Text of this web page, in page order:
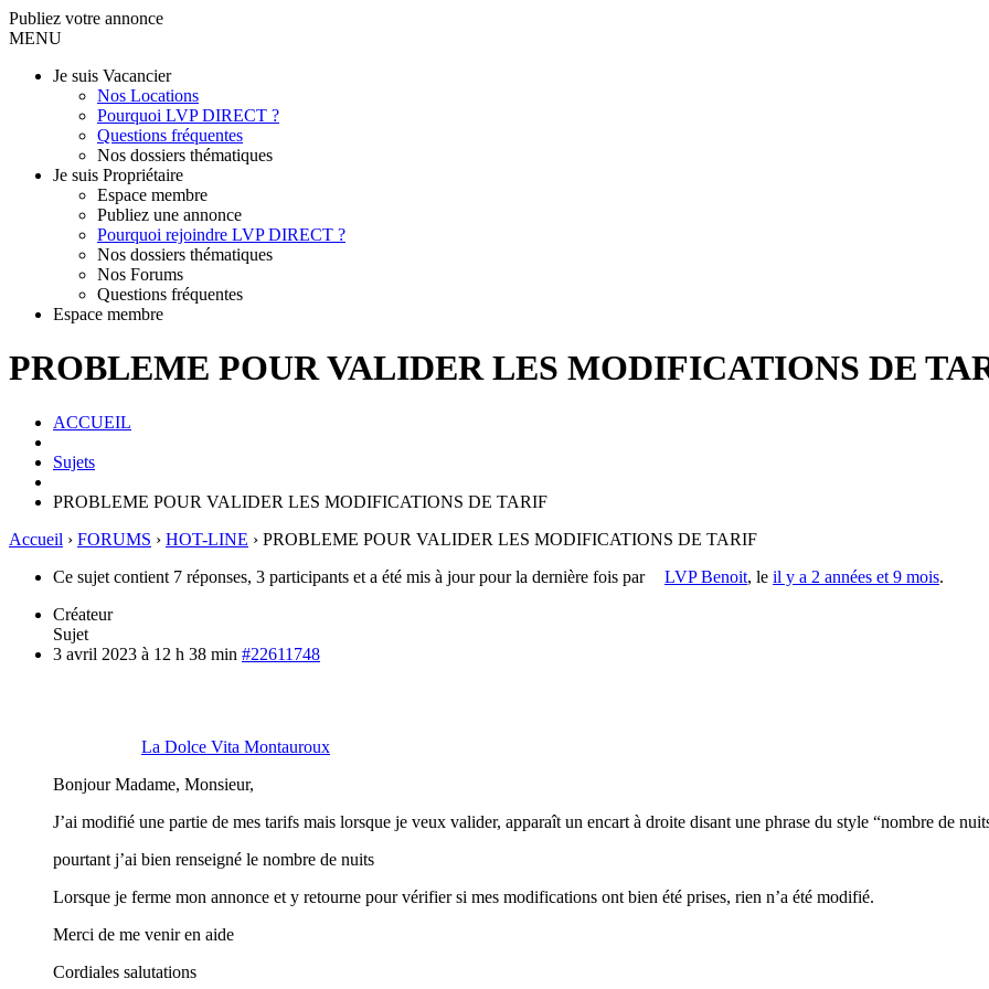
Publiez votre annonce
MENU
Je suis Vacancier
Nos Locations
Pourquoi LVP DIRECT ?
Questions fréquentes
Nos dossiers thématiques
Je suis Propriétaire
Espace membre
Publiez une annonce
Pourquoi rejoindre LVP DIRECT ?
Nos dossiers thématiques
Nos Forums
Questions fréquentes
Espace membre
PROBLEME POUR VALIDER LES MODIFICATIONS DE
ACCUEIL
Sujets
PROBLEME POUR VALIDER LES MODIFICATIONS DE TARIF
Accueil › FORUMS › HOT-LINE › PROBLEME POUR VALIDER LES MODIFICATIONS DE TARIF
Ce sujet contient 7 réponses, 3 participants et a été mis à jour pour la dernière fois par
LVP Benoit, le il y a 2 années et 9 mois.
Créateur
Sujet
3 avril 2023 à 12 h 38 min #22611748
La Dolce Vita Montauroux
Bonjour Madame, Monsieur,
J’ai modifié une partie de mes tarifs mais lorsque je veux valider, apparaît un encart à droite disant une phrase du style “nombre de
pourtant j’ai bien renseigné le nombre de nuits
Lorsque je ferme mon annonce et y retourne pour vérifier si mes modifications ont bien été prises, rien n’a été modifié.
Merci de me venir en aide
Cordiales salutations